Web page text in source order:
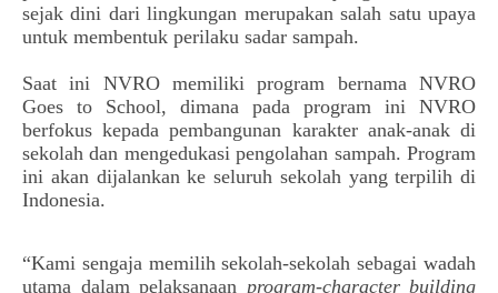
sejak dini dari lingkungan merupakan salah satu upaya
untuk membentuk perilaku sadar sampah.
Saat ini NVRO memiliki program bernama NVRO
Goes to School, dimana pada program ini NVRO
berfokus kepada pembangunan karakter anak-anak di
sekolah dan mengedukasi pengolahan sampah. Program
ini akan dijalankan ke seluruh sekolah yang terpilih di
Indonesia.
“Kami sengaja memilih sekolah-sekolah sebagai wadah
utama dalam pelaksanaan program-character building